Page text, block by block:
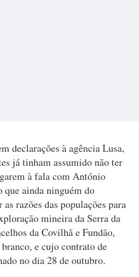
declarações à agência Lusa,
já tinham assumido não ter
à fala com António
que ainda ninguém do
razões das populações para
mineira da Serra da
da Covilhã e Fundão,
e cujo contrato de
no dia 28 de outubro.